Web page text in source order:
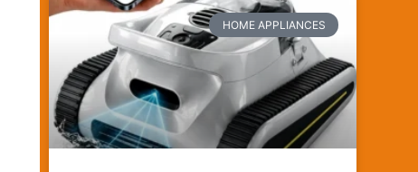
HOME APPLIANCES